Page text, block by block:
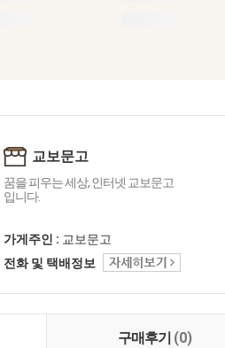
교보문고
꿈을 피우는 세상, 인터넷 교보문고
입니다.
가게주인 : 교보문고
전화 및 택배정보
구매후기 (0)